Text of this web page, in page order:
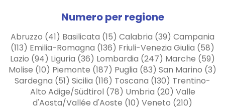
Numero per regione
Abruzzo (41) Basilicata (15) Calabria (39) Campania
(113) Emilia-Romagna (136) Friuli-Venezia Giulia (58)
Lazio (94) Liguria (36) Lombardia (247) Marche (59)
Molise (10) Piemonte (187) Puglia (83) San Marino (3)
Sardegna (51) Sicilia (116) Toscana (130) Trentino-
Alto Adige/Südtirol (78) Umbria (20) Valle
d'Aosta/Vallée d'Aoste (10) Veneto (210)